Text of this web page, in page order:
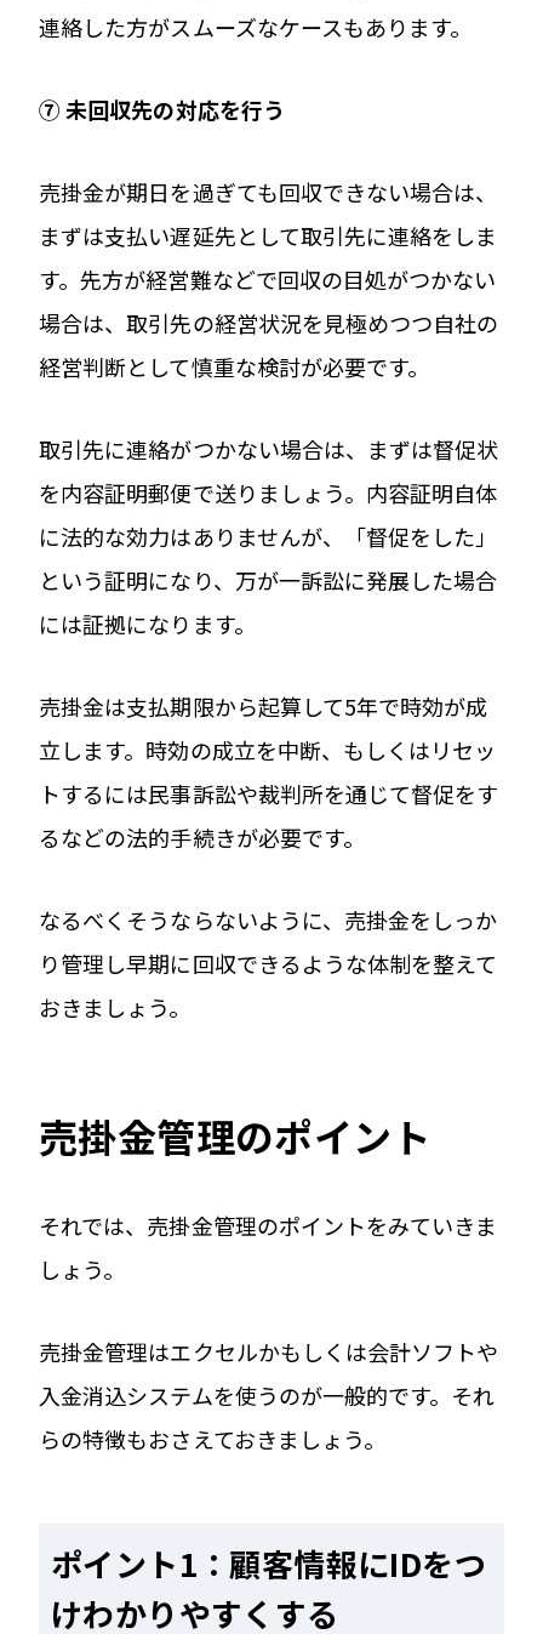
連絡した方がスムーズなケースもあります。
⑦未回収先の対応を行う
売掛金が期日を過ぎても回収できない場合は、
まずは支払い遅延先として取引先に連絡をしま
す。先方が経営難などで回収の目処がつかない
場合は、取引先の経営状況を見極めつつ自社の
経営判断として慎重な検討が必要です。
取引先に連絡がつかない場合は、まずは督促状
を内容証明郵便で送りましょう。内容証明自体
に法的な効力はありませんが、「督促をした」
という証明になり、万が一訴訟に発展した場合
には証拠になります。
売掛金は支払期限から起算して5年で時効が成
立します。時効の成立を中断、もしくはリセッ
トするには民事訴訟や裁判所を通じて督促をす
るなどの法的手続きが必要です。
なるべくそうならないように、売掛金をしっか
り管理し早期に回収できるような体制を整えて
おきましょう。
売掛金管理のポイント
それでは、売掛金管理のポイントをみていきま
しょう。
売掛金管理はエクセルかもしくは会計ソフトや
入金消込システムを使うのが一般的です。それ
らの特徴もおさえておきましょう。
ポイント1：顧客情報にIDをつ
けわかりやすくする